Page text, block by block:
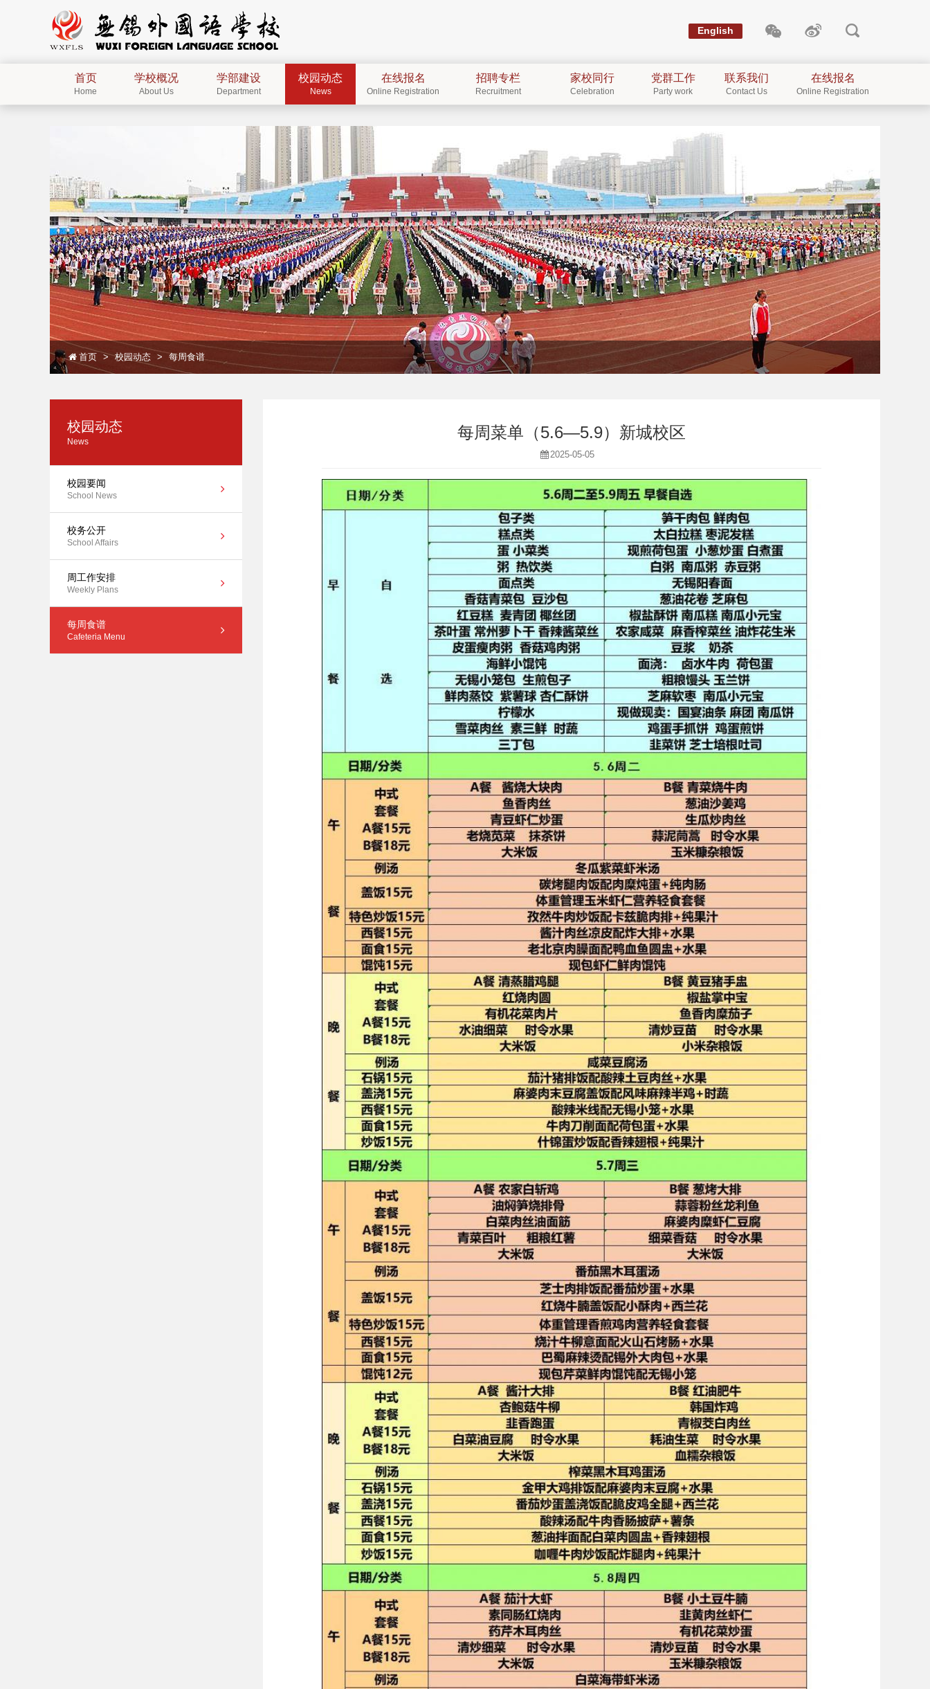
English
首页
Home
学校概况
About Us
学部建设
Department
校园动态
News
在线报名
Online Registration
招聘专栏
Recruitment
家校同行
Celebration
党群工作
Party work
联系我们
Contact Us
在线报名
Online Registration
首页 校园动态 每周食谱
校园动态
News
校园要闻
School News
校务公开
School Affairs
周工作安排
Weekly Plans
每周食谱
Cafeteria Menu
每周菜单（5.6—5.9）新城校区
2025-05-05